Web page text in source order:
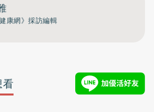
康網》採訪編輯